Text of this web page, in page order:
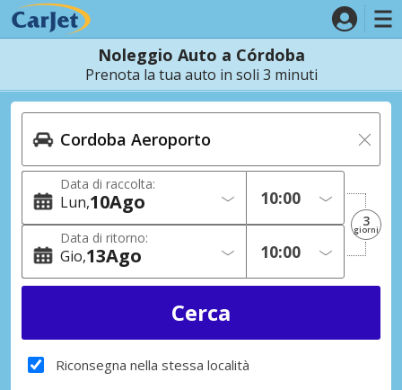
Noleggio Auto a Córdoba
Prenota la tua auto in soli 3 minuti
Data di raccolta:
Lun 10Ago
Data di ritorno:
Gio 13Ago
3
giorni
Riconsegna nella stessa località